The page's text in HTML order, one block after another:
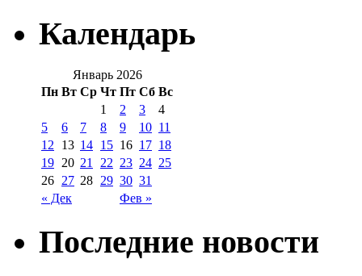
Календарь
Январь 2026
Пн Вт Ср Чт Пт Сб Вс
« Дек Фев »
1 2 3
4
5
6 7 8 9 10 11
12
13 14 15 16 17 18
19 20 21 22 23 24 25
26 27 28 29 30 31
Последние новости